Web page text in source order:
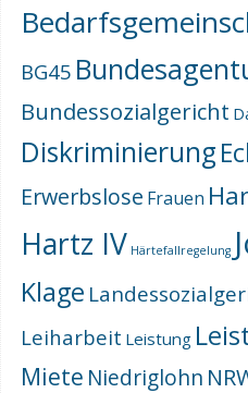
BG45
Bundessozialgericht
Diskriminierung
Erwerbslose Frauen
Hartz IV Härtefallregelung
Klage
Leiharbeit Leistung
Miete Niedriglohn